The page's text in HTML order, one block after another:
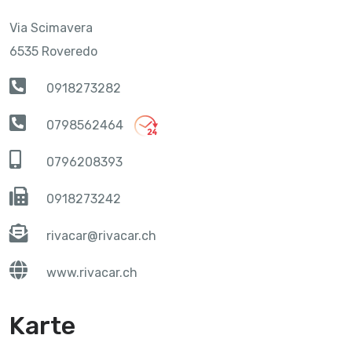
Via Scimavera
6535 Roveredo
0918273282
0798562464
0796208393
0918273242
rivacar@rivacar.ch
www.rivacar.ch
Karte